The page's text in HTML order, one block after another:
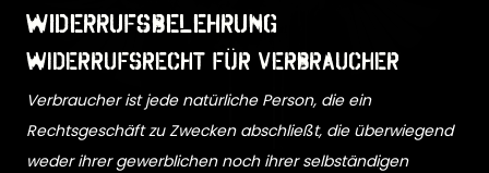
Widerrufsbelehrung
Widerrufsrecht für Verbraucher
Verbraucher ist jede natürliche Person, die ein
Rechtsgeschäft zu Zwecken abschließt, die überwiegend
weder ihrer gewerblichen noch ihrer selbständigen